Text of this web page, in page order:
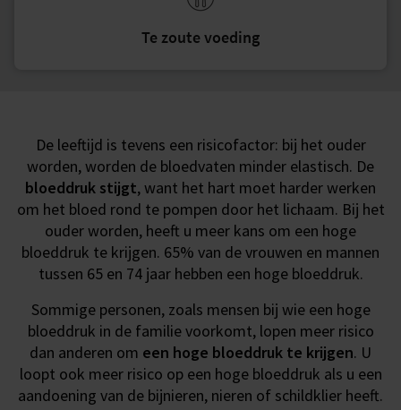
Te zoute voeding
De leeftijd is tevens een risicofactor: bij het ouder
worden, worden de bloedvaten minder elastisch. De
bloeddruk stijgt, want het hart moet harder werken
om het bloed rond te pompen door het lichaam. Bij het
ouder worden, heeft u meer kans om een hoge
bloeddruk te krijgen. 65% van de vrouwen en mannen
tussen 65 en 74 jaar hebben een hoge bloeddruk.
Sommige personen, zoals mensen bij wie een hoge
bloeddruk in de familie voorkomt, lopen meer risico
dan anderen om een hoge bloeddruk te krijgen. U
loopt ook meer risico op een hoge bloeddruk als u een
aandoening van de bijnieren, nieren of schildklier heeft.